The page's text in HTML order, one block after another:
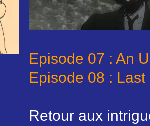
Episode 07 : An
Episode 08 : Last
Retour aux